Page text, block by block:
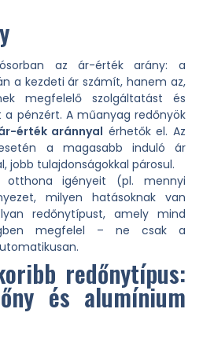
az ár-érték arány: a
a kezdeti ár számít, hanem az,
megfelelő szolgáltatást és
pénzért. A műanyag redőnyök
érték aránnyal érhetők el. Az
a magasabb induló ár
jobb tulajdonságokkal párosul.
otthona igényeit (pl. mennyi
milyen hatásoknak van
redőnytípust, amely mind
megfelel – ne csak a
redőnytípus:
és alumínium